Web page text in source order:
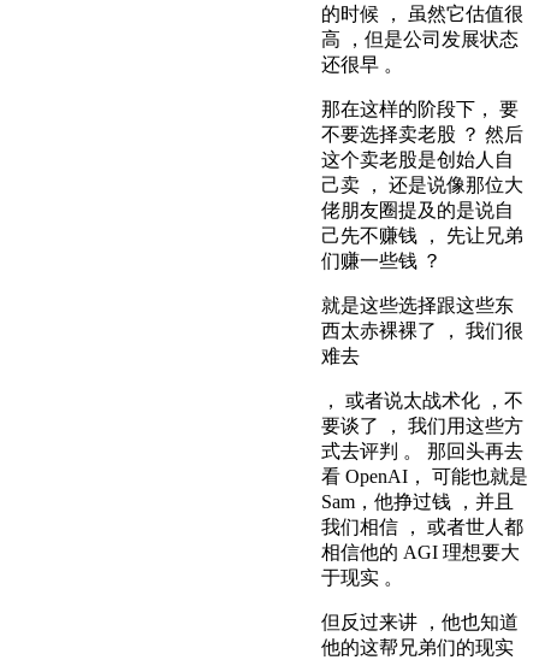
的时候 ， 虽然它估值很
高 ，但是公司发展状态
还很早 。
那在这样的阶段下， 要
不要选择卖老股 ？ 然后
这个卖老股是创始人自
己卖 ， 还是说像那位大
佬朋友圈提及的是说自
己先不赚钱 ， 先让兄弟
们赚一些钱 ？
就是这些选择跟这些东
西太赤裸裸了 ， 我们很
难去
， 或者说太战术化 ，不
要谈了 ， 我们用这些方
式去评判 。 那回头再去
看 OpenAI， 可能也就是
Sam，他挣过钱 ，并且
我们相信 ， 或者世人都
相信他的 AGI 理想要大
于现实 。
但反过来讲 ，他也知道
他的这帮兄弟们的现实